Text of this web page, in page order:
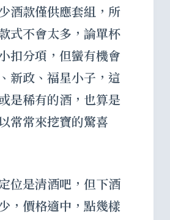
酒款僅供應套組，所
式不會太多，論單杯
扣分項，但蠻有機會
新政、福星小子，這
是稀有的酒，也算是
常常來挖寶的驚喜
位是清酒吧，但下酒
，價格適中，點幾樣